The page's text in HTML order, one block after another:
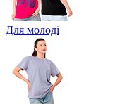
Для молоді